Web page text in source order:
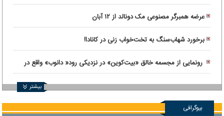
عرضه همبرگر مصنوعی مک دونالد از ۱۲ آبان
برخورد شهاب‌سنگ به تخت‌خواب زنی در کانادا!
رونمایی از مجسمه خالق «بیت‌کوین» در نزدیکی رود« دانوب» واقع در
بوداپست
بیشتر
بیوگرافی